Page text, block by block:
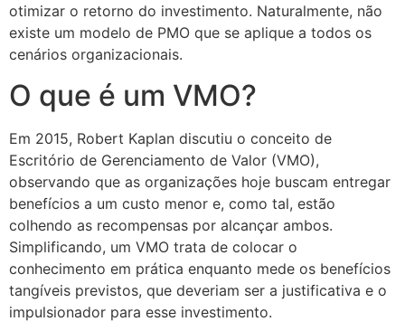
otimizar o retorno do investimento. Naturalmente, não
existe um modelo de PMO que se aplique a todos os
cenários organizacionais.
O que é um VMO?
Em 2015, Robert Kaplan discutiu o conceito de
Escritório de Gerenciamento de Valor (VMO),
observando que as organizações hoje buscam entregar
benefícios a um custo menor e, como tal, estão
colhendo as recompensas por alcançar ambos.
Simplificando, um VMO trata de colocar o
conhecimento em prática enquanto mede os benefícios
tangíveis previstos, que deveriam ser a justificativa e o
impulsionador para esse investimento.